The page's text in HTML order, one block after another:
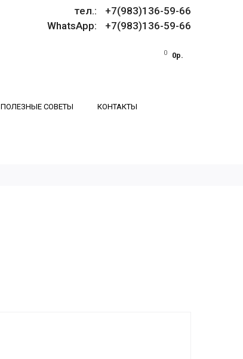
тел.: +7(983)136-59-66
WhatsApp: +7(983)136-59-66
0 0р.
ПОЛЕЗНЫЕ СОВЕТЫ КОНТАКТЫ